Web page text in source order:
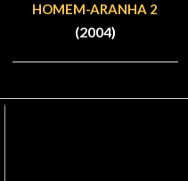
HOMEM-ARANHA 2
(2004)